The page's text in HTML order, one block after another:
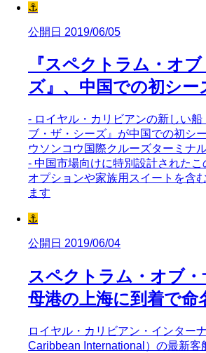
⚓
公開日 2019/06/05
『スペクトラム・オ
ズ』、中国での初シー
- ロイヤル・カリビアンの新しい
ブ・ザ・シーズ』が中国での初シ
ウソンコウ国際クルーズターミナ
- 中国市場向けに特別設計された
オプションや家族用スイートを含
ます
⚓
公開日 2019/06/04
スペクトラム・オブ・
母港の上海に到着で命
ロイヤル・カリビアン・インター
Caribbean International）の最新客